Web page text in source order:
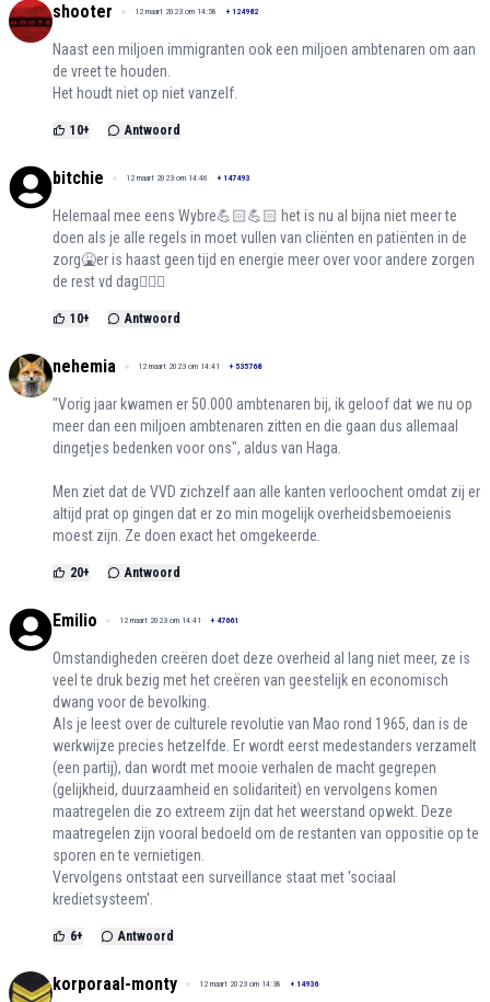
shooter 12 maart 2023 om 14:58 + 124982
Naast een miljoen immigranten ook een miljoen ambtenaren om aan
de vreet te houden.
Het houdt niet op niet vanzelf.
10+ Antwoord
bitchie 12 maart 2023 om 14:46 + 147493
Helemaal mee eens Wybre💪🏻💪🏻 het is nu al bijna niet meer te
doen als je alle regels in moet vullen van cliënten en patiënten in de
zorg🤮er is haast geen tijd en energie meer over voor andere zorgen
de rest vd dag🤦🏻‍♀️
10+ Antwoord
nehemia 12 maart 2023 om 14:41 + 535768
"Vorig jaar kwamen er 50.000 ambtenaren bij, ik geloof dat we nu op
meer dan een miljoen ambtenaren zitten en die gaan dus allemaal
dingetjes bedenken voor ons", aldus van Haga.
Men ziet dat de VVD zichzelf aan alle kanten verloochent omdat zij er
altijd prat op gingen dat er zo min mogelijk overheidsbemoeienis
moest zijn. Ze doen exact het omgekeerde.
20+ Antwoord
Emilio 12 maart 2023 om 14:41 + 47661
Omstandigheden creëren doet deze overheid al lang niet meer, ze is
veel te druk bezig met het creëren van geestelijk en economisch
dwang voor de bevolking.
Als je leest over de culturele revolutie van Mao rond 1965, dan is de
werkwijze precies hetzelfde. Er wordt eerst medestanders verzamelt
(een partij), dan wordt met mooie verhalen de macht gegrepen
(gelijkheid, duurzaamheid en solidariteit) en vervolgens komen
maatregelen die zo extreem zijn dat het weerstand opwekt. Deze
maatregelen zijn vooral bedoeld om de restanten van oppositie op te
sporen en te vernietigen.
Vervolgens ontstaat een surveillance staat met 'sociaal
kredietsysteem'.
6+ Antwoord
korporaal-monty 12 maart 2023 om 14:38 + 14936